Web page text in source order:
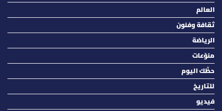
العالم
ثقافة وفنون
الرياضة
منوّعات
حظّك اليوم
للتاريخ
فيديو